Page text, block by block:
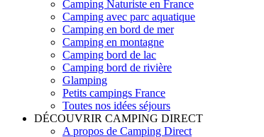
Camping Naturiste en France
Camping avec parc aquatique
Camping en bord de mer
Camping en montagne
Camping bord de lac
Camping bord de rivière
Glamping
Petits campings France
Toutes nos idées séjours
DÉCOUVRIR CAMPING DIRECT
A propos de Camping Direct